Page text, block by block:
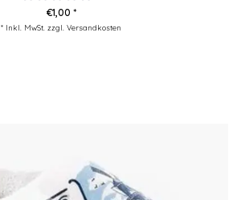
€1,00 *
* Inkl. MwSt. zzgl. Versandkosten